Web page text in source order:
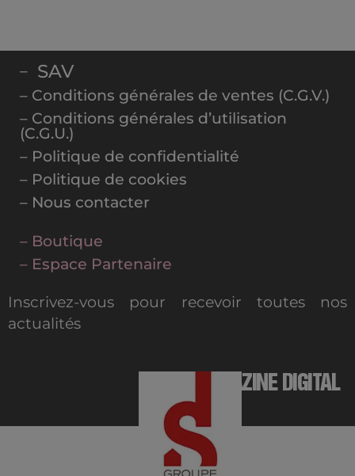
– SAV
– Conditions générales de ventes (C.G.V.)
– Conditions générales d’utilisation
(C.G.U.)
– Politique de confidentialité
– Politique de cookies
– Nous contacter
– Boutique
– Espace Partenaire
Inscrivez-vous pour recevoir toutes nos
actualités
MAGAZINE DIGITAL